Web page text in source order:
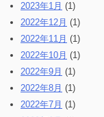
2023年1月 (1)
2022年12月 (1)
2022年11月 (1)
2022年10月 (1)
2022年9月 (1)
2022年8月 (1)
2022年7月 (1)